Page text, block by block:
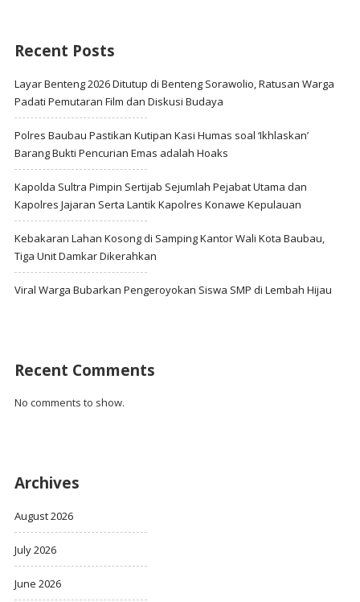
Recent Posts
Layar Benteng 2026 Ditutup di Benteng Sorawolio, Ratusan Warga
Padati Pemutaran Film dan Diskusi Budaya
Polres Baubau Pastikan Kutipan Kasi Humas soal ‘Ikhlaskan’
Barang Bukti Pencurian Emas adalah Hoaks
Kapolda Sultra Pimpin Sertijab Sejumlah Pejabat Utama dan
Kapolres Jajaran Serta Lantik Kapolres Konawe Kepulauan
Kebakaran Lahan Kosong di Samping Kantor Wali Kota Baubau,
Tiga Unit Damkar Dikerahkan
Viral Warga Bubarkan Pengeroyokan Siswa SMP di Lembah Hijau
Recent Comments
No comments to show.
Archives
August 2026
July 2026
June 2026